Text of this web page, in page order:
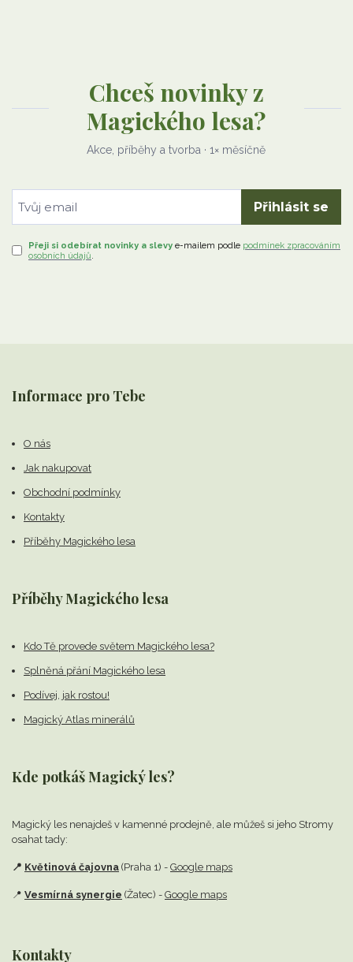
Chceš novinky z
Magického lesa?
Akce, příběhy a tvorba · 1× měsíčně
Přihlásit se
Přeji si odebírat novinky a slevy e-mailem podle podmínek zpracováním
osobních údajů.
Informace pro Tebe
O nás
Jak nakupovat
Obchodní podmínky
Kontakty
Příběhy Magického lesa
Příběhy Magického lesa
Kdo Tě provede světem Magického lesa?
Splněná přání Magického lesa
Podívej, jak rostou!
Magický Atlas minerálů
Kde potkáš Magický les?
Magický les nenajdeš v kamenné prodejně, ale můžeš si jeho Stromy
osahat tady:
📍 Květinová čajovna (Praha 1) - Google maps
📍 Vesmírná synergie (Žatec) - Google maps
Kontakty